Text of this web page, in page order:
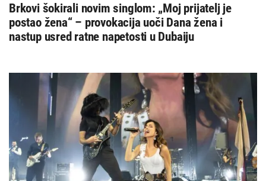
Brkovi šokirali novim singlom: „Moj prijatelj je
postao žena“ – provokacija uoči Dana žena i
nastup usred ratne napetosti u Dubaiju